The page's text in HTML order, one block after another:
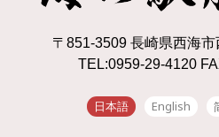
〒851-3509 長崎県西海
TEL:0959-29-4120
日本語 English